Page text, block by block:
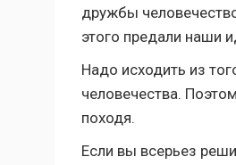
дружбы
этого предали наши
Надо исходить из
человечества.
походя.
Если вы всерьез